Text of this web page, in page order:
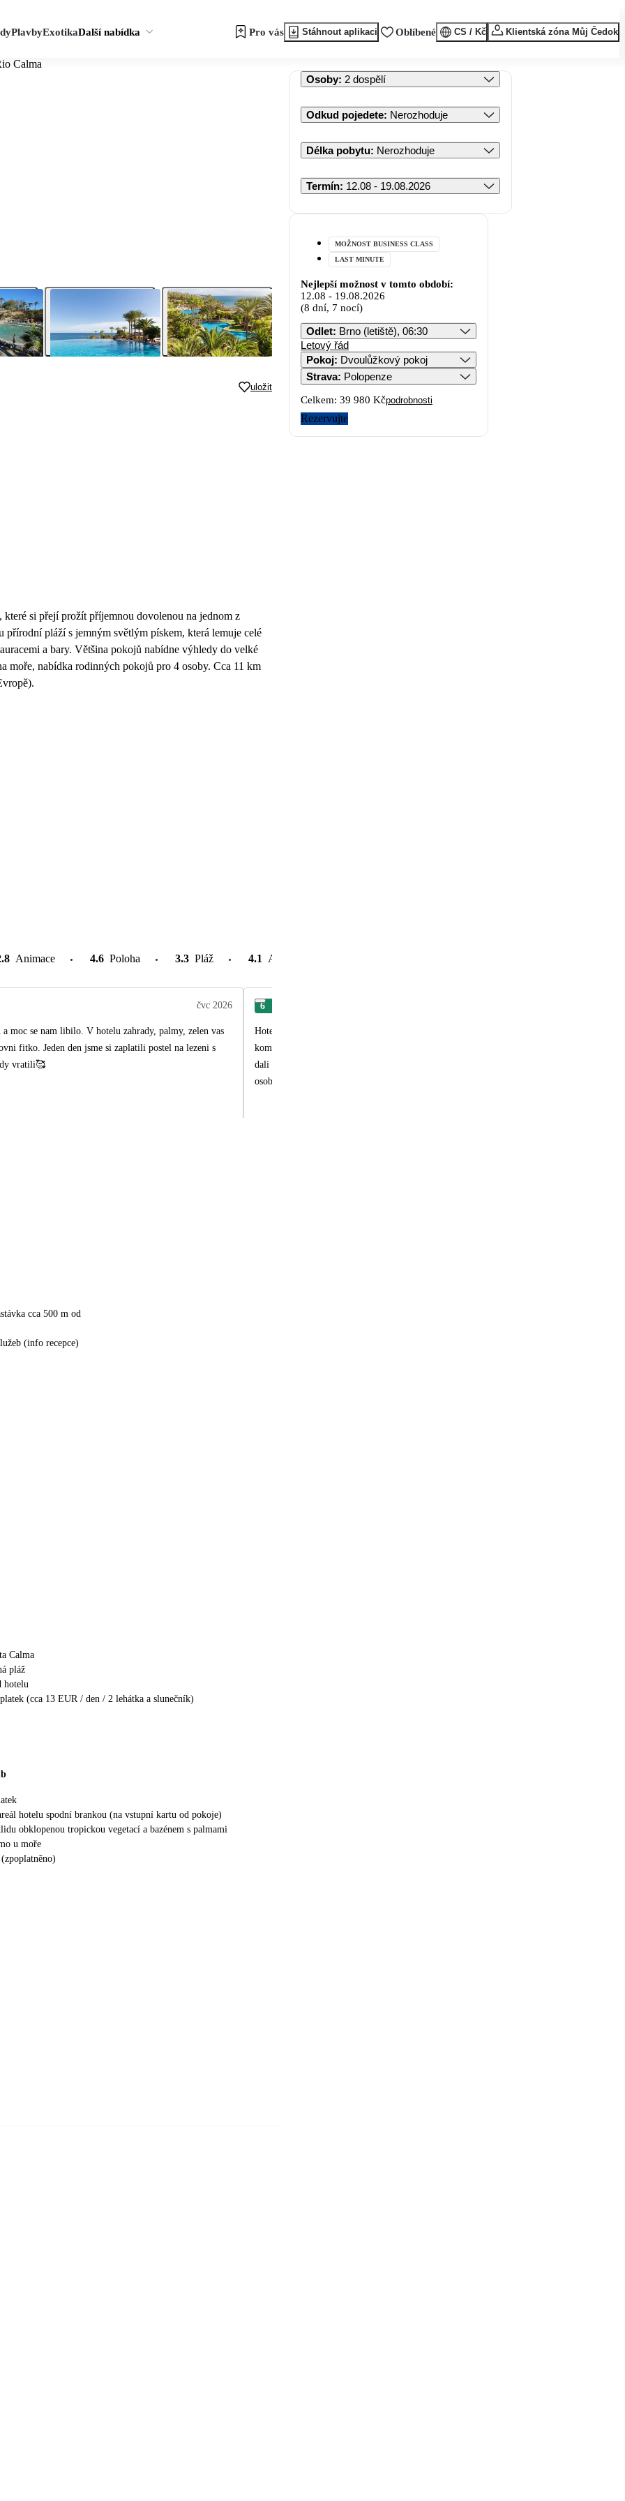
PlavbyExotikaDalší nabídka Pro vás Stáhnout aplikaci Oblíbené CS / Kč Klientská zóna Můj Čedok
Calma
uložit
si přejí prožít příjemnou dovolenou na jednom z
přírodní pláží s jemným světlým pískem, která lemuje celé
a bary. Většina pokojů nabídne výhledy do velké
moře, nabídka rodinných pokojů pro 4 osoby. Cca 11 km
Animace 4.6 Poloha 3.3 Pláž 4.1 Atrakce v okolí
čvc 2026
moc se nam libilo. V hotelu zahrady, palmy, zelen vas
fitko. Jeden den jsme si zaplatili postel na lezeni s
vratili🥰
6
Hotel R2 Rio Calma byl nejhezčí z celého města. Sice starší, ale čistý na nádherném místě. Samostatný, není součástí betonového
komplexu. Zpočátku jsme trošku bloudili, protože označení pater bylo pro nás matoucí a
dali plánek. Jediné co by se mohlo zlepšit, že tam není pitná voda, tak by mohli dávat na
osobu. Jídlo bylo dobré, každý si vybere dle svých chutí. Pláž opravdu krásná písčitá, pár
cca 500 m od
(info recepce)
Calma
pláž
hotelu
(cca 13 EUR / den / 2 lehátka a slunečník)
hotelu spodní brankou (na vstupní kartu od pokoje)
obklopenou tropickou vegetací a bazénem s palmami
u moře
Osoby: 2 dospělí
Odkud pojedete: Nerozhoduje
Délka pobytu: Nerozhoduje
Termín: 12.08 - 19.08.2026
MOŽNOST BUSINESS CLASS
LAST MINUTE
Nejlepší možnost v tomto období:
12.08 - 19.08.2026
(8 dní, 7 nocí)
Odlet: Brno (letiště), 06:30
Letový řád
Pokoj: Dvoulůžkový pokoj
Strava: Polopenze
Celkem: 39 980 Kčpodrobnosti
Rezervujte